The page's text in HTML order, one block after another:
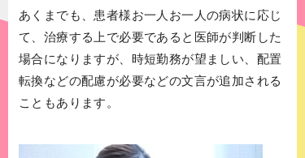
あくまでも、患者様お一人お一人の病状に応じ
て、治療する上で必要であると医師が判断した
場合になりますが、時短勤務が望ましい、配置
転換などの配慮が必要などの文言が追加される
こともあります。